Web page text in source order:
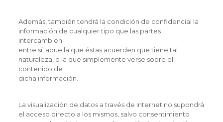
Además, también tendrá la condición de confidencial la
información de cualquier tipo que las partes
intercambien
entre sí, aquella que éstas acuerden que tiene tal
naturaleza, o la que simplemente verse sobre el
contenido de
dicha información.
La visualización de datos a través de Internet no supondrá
el acceso directo a los mismos, salvo consentimiento